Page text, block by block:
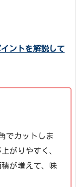
ントを解説して
でカットしま
がりやすく、
が増えて、味